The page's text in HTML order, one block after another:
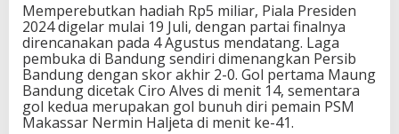
Memperebutkan hadiah Rp5 miliar, Piala Presiden
2024 digelar mulai 19 Juli, dengan partai finalnya
direncanakan pada 4 Agustus mendatang. Laga
pembuka di Bandung sendiri dimenangkan Persib
Bandung dengan skor akhir 2-0. Gol pertama Maung
Bandung dicetak Ciro Alves di menit 14, sementara
gol kedua merupakan gol bunuh diri pemain PSM
Makassar Nermin Haljeta di menit ke-41.